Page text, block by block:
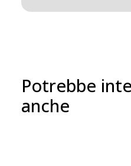
Potrebbe
anche